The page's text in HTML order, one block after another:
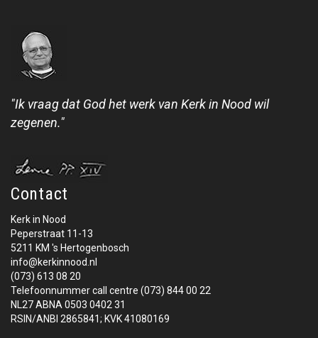
"Ik vraag dat God het werk van Kerk in Nood wil
zegenen."
Contact
Kerk in Nood
Peperstraat 11-13
5211 KM 's Hertogenbosch
info@kerkinnood.nl
(073) 613 08 20
Telefoonnummer call centre (073) 844 00 22
NL27 ABNA 0503 0402 31
RSIN/ANBI 2865841; KVK 41080169